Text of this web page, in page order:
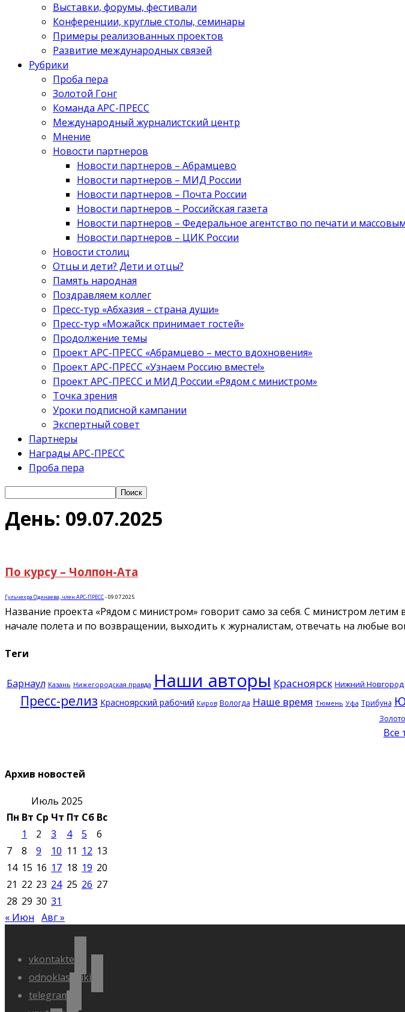
Выставки, форумы, фестивали
Конференции, круглые столы, семинары
Примеры реализованных проектов
Развитие международных связей
Рубрики
Проба пера
Золотой Гонг
Команда АРС-ПРЕСС
Международный журналистский центр
Мнение
Новости партнеров
Новости партнеров – Абрамцево
Новости партнеров – МИД России
Новости партнеров – Почта России
Новости партнеров – Российская газета
Новости партнеров – Федеральное агентство по печати и
Новости партнеров – ЦИК России
Новости столиц
Отцы и дети? Дети и отцы?
Память народная
Поздравляем коллег
Пресс-тур «Абхазия – страна души»
Пресс-тур «Можайск принимает гостей»
Продолжение темы
Проект АРС-ПРЕСС «Абрамцево – место вдохновения»
Проект АРС-ПРЕСС «Узнаем Россию вместе!»
Проект АРС-ПРЕСС и МИД России «Рядом с министром»
Точка зрения
Уроки подписной кампании
Экспертный совет
Партнеры
Награды АРС-ПРЕСС
Проба пера
День: 09.07.2025
По курсу – Чолпон-Ата
Гульчехра Одинаева, член АРС-ПРЕСС-09.07.2025
Название проекта «Рядом с министром» говорит само за себя. С министром
начале полета и по возвращении, выходить к журналистам, отвечать на любые
Теги
Барнаул Казань Нижегородская правда Наши авторы Красноярск Нижний Новгород
Пресс-релиз Красноярский рабочий Киров Вологда Наше время Тюмень Уфа Трибуна
Все
Архив новостей
Июль 2025
Пн Вт Ср Чт Пт Сб Вс
1
2 3 4 5
6
7
8 9 10 11 12 13
14 15 16 17 18 19 20
21 22 23 24 25 26 27
28 29 30 31
« Июн Авг »
vkontakte
odnoklassniki
telegram